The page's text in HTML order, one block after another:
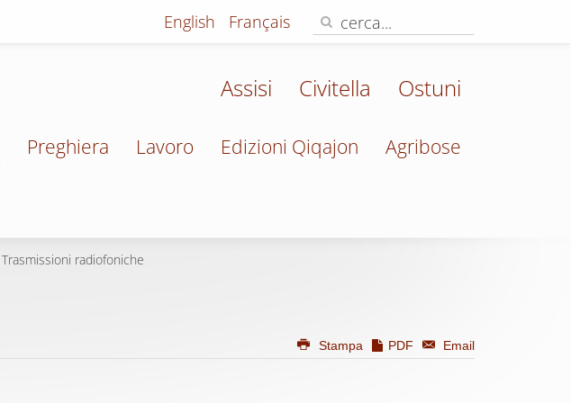
English Français
Assisi Civitella Ostuni
Preghiera Lavoro Edizioni Qiqajon Agribose
Trasmissioni radiofoniche
Stampa PDF Email